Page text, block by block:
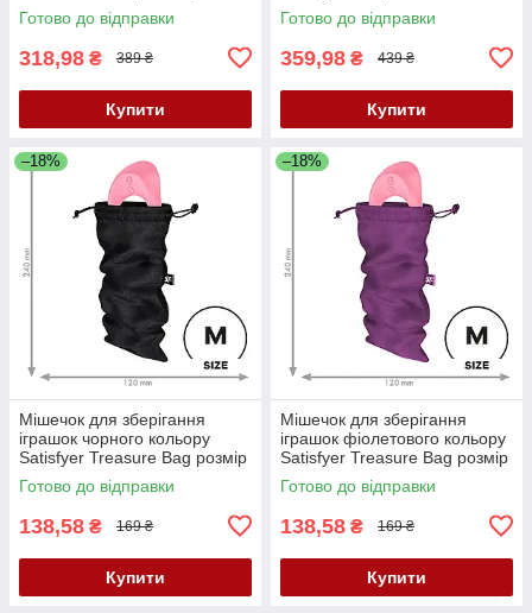
Готово до відправки
318,98 ₴ 389 ₴
Купити
Готово до відправки
359,98 ₴ 439 ₴
Купити
–18%
Мішечок для зберігання
іграшок чорного кольору
Satisfyer Treasure Bag розмір
M Кайф
Готово до відправки
138,58 ₴ 169 ₴
Купити
–18%
Мішечок для зберігання
іграшок фіолетового кольору
Satisfyer Treasure Bag розмір
M Кайф
Готово до відправки
138,58 ₴ 169 ₴
Купити